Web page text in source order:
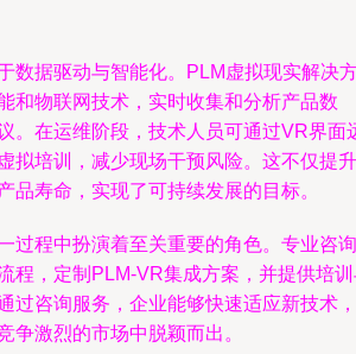
数据驱动与智能化。PLM虚拟现实解决
和物联网技术，实时收集和分析产品数
。在运维阶段，技术人员可通过VR界面
拟培训，减少现场干预风险。这不仅提升
品寿命，实现了可持续发展的目标。
过程中扮演着至关重要的角色。专业咨询
程，定制PLM-VR集成方案，并提供培
过咨询服务，企业能够快速适应新技术，
争激烈的市场中脱颖而出。